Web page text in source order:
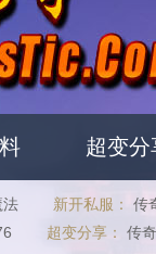
超变分
法 新开私服： 传
超变分享： 传